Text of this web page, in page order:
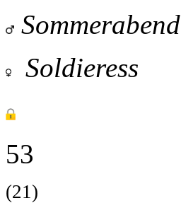
Sommerabend
Soldieress
53
(21)